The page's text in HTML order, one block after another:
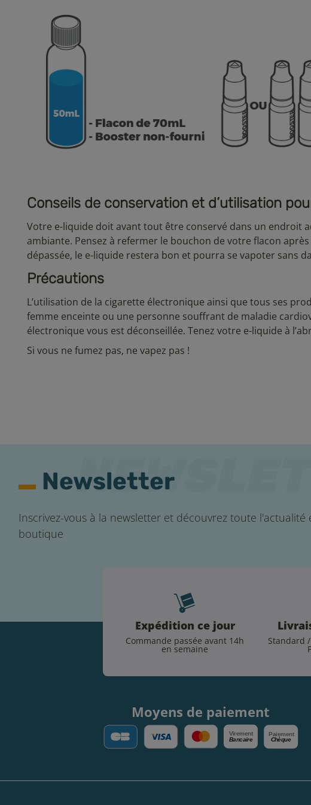
Conseils de conservation et d’utilisation
Votre e-liquide doit avant tout être conservé dans un endroit
ambiante. Pensez à refermer le bouchon de votre flacon
dépassée, le e-liquide restera bon et pourra se vapoter sans
Précautions
L’utilisation de la cigarette électronique ainsi que tous ses
femme enceinte ou une personne souffrant de maladie
électronique vous est déconseillée. Tenez votre e-liquide à
Si vous ne fumez pas, ne vapez pas !
Newsletter
Inscrivez-vous à la newsletter et découvrez toute l'actualité
boutique
Expédition ce jour
Commande passée avant 14h
en semaine
Standard
Moyens de paiement
Virement
Bancaire
Paiement
Chèque